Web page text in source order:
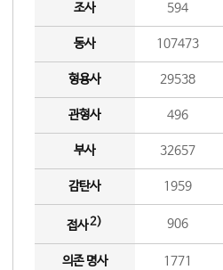
조사 594
동사 107473
형용사 29538
관형사 496
부사 32657
감탄사 1959
접사2) 906
의존 명사 1771